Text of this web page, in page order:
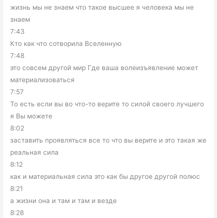
жизнь мы не знаем что такое высшее я человека мы не
знаем
7:43
Кто как что сотворила Вселенную
7:48
это совсем другой мир Где ваша волеизъявление может
материализоваться
7:57
То есть если вы во что-то верите то силой своего лучшего
я Вы можете
8:02
заставить проявляться все то что вы верите и это такая же
реальная сила
8:12
как и материальная сила это как бы другое другой полюс
8:21
а жизни она и там и там и везде
8:28